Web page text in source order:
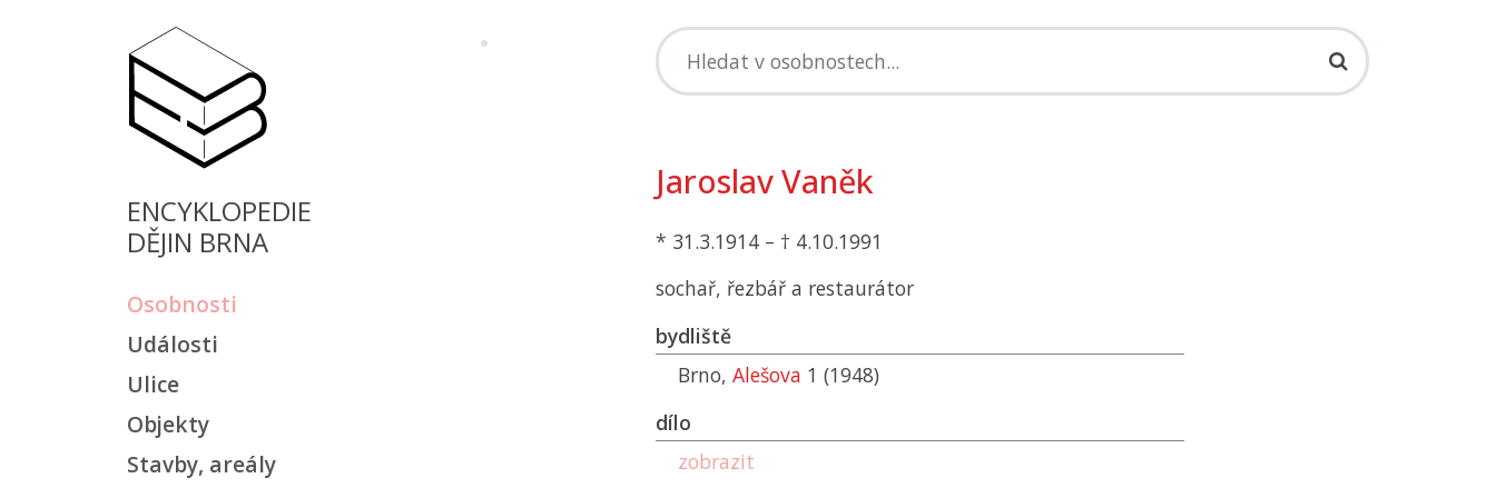
ENCYKLOPEDIE
DĚJIN BRNA
Osobnosti
Události
Ulice
Objekty
Stavby, areály
Jaroslav Vaněk
* 31.3.1914 – † 4.10.1991
sochař, řezbář a restaurátor
bydliště
Brno, Alešova 1 (1948)
dílo
zobrazit